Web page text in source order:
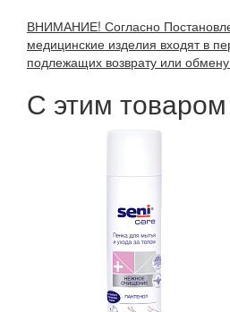
ВНИМАНИЕ! Согласно
медицинские изделия входят в
подлежащих возврату или
С этим